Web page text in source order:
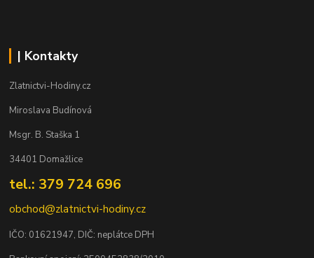
| Kontakty
Zlatnictvi-Hodiny.cz
Miroslava Budínová
Msgr. B. Staška 1
34401 Domažlice
tel.: 379 724 696
obchod@zlatnictvi-hodiny.cz
IČO: 01621947, DIČ: neplátce DPH